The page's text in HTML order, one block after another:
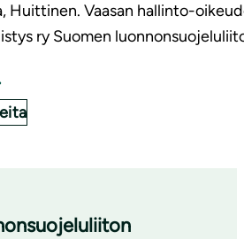
Huittinen. Vaasan hallinto-
ry Suomen